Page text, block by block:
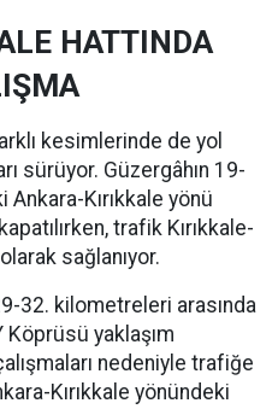
HATTINDA
kesimlerinde de yol
sürüyor. Güzergâhın 19-
Kırıkkale yönü
trafik Kırıkkale-
sağlanıyor.
32. kilometreleri arasında
Köprüsü yaklaşım
nedeniyle trafiğe
Kırıkkale yönündeki